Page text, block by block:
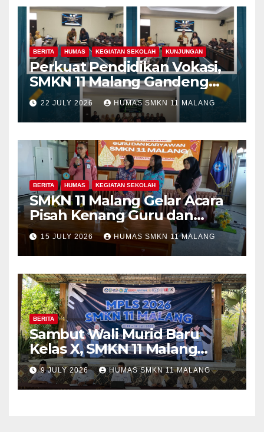
BERITA HUMAS KEGIATAN SEKOLAH KUNJUNGAN
Perkuat Pendidikan Vokasi,
SMKN 11 Malang Gandeng
Fakultas Teknik Universitas
Merdeka Malang dalam
Program Kolaboratif
22 JULY 2026 HUMAS SMKN 11 MALANG
BERITA HUMAS KEGIATAN SEKOLAH
SMKN 11 Malang Gelar Acara
Pisah Kenang Guru dan
Tenaga Kependidikan yang
Purna Tugas dan Mutasi
Tugas
15 JULY 2026 HUMAS SMKN 11 MALANG
BERITA
Sambut Wali Murid Baru
Kelas X, SMKN 11 Malang
Sosialisasikan Komitmen
“MPLS Ramah”
9 JULY 2026 HUMAS SMKN 11 MALANG